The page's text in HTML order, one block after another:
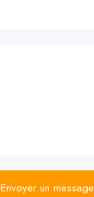
Envoyer un message